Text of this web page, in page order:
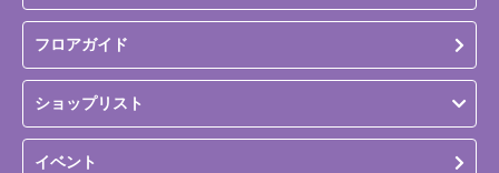
フロアガイド
ショップリスト
イベント